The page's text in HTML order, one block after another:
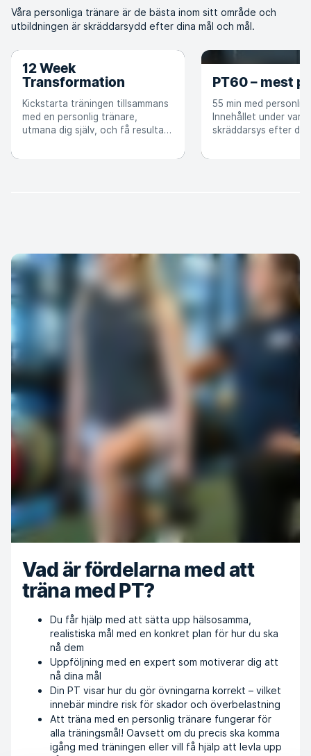
Våra personliga tränare är de bästa inom sitt område och
utbildningen är skräddarsydd efter dina mål och mål.
12 Week
Transformation
Kickstarta träningen tillsammans
med en personlig tränare,
utmana dig själv, och få resultat
PT60 – mest
55 min med personlig
Innehållet under
skräddarsys efter
Vad är fördelarna med att
träna med PT?
Du får hjälp med att sätta upp hälsosamma,
realistiska mål med en konkret plan för hur du ska
nå dem
Uppföljning med en expert som motiverar dig att
nå dina mål
Din PT visar hur du gör övningarna korrekt – vilket
innebär mindre risk för skador och överbelastning
Att träna med en personlig tränare fungerar för
alla träningsmål! Oavsett om du precis ska komma
igång med träningen eller vill få hjälp att levla upp